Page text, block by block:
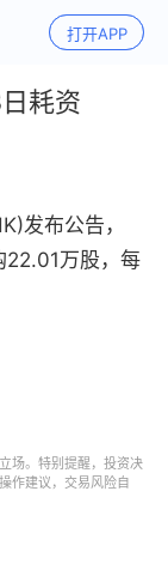
打开APP
耗资
发布公告，
万股，每
场。特别提醒，投资决
作建议，交易风险自